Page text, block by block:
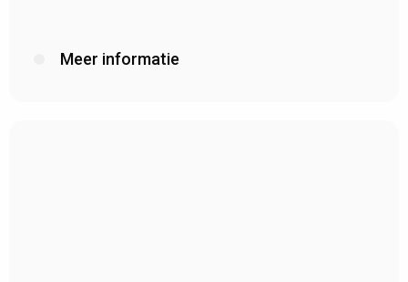
Meer informatie